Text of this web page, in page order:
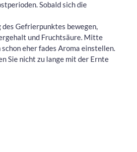
Sobald sich die
Gefrierpunktes bewegen,
und Fruchtsäure. Mitte
eher fades Aroma einstellen.
Sie nicht zu lange mit der Ernte